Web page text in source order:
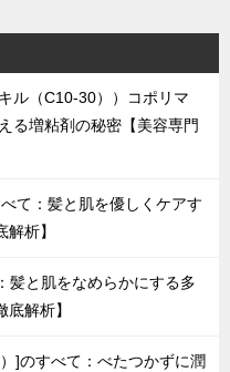
ル（C10-30））コポリマ
る増粘剤の秘密【美容専門
て：髪と肌を優しくケアす
析】
髪と肌をなめらかにする多
解析】
]のすべて：べたつかずに潤